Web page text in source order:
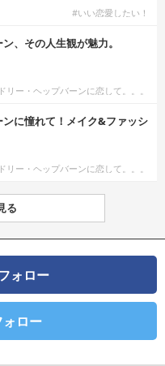
#いい恋愛したい！
、その人生観が魅力。
リー・ヘップバーンに恋して。。。
に憧れて！メイク&ファッシ
リー・ヘップバーンに恋して。。。
る
ォロー
ロー